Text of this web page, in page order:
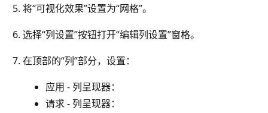
将“可视化效果”设置为“网格”。
选择“列设置”按钮打开“编辑列设置”窗格。
在顶部的“列”部分，设置：
应用 - 列呈现器：
请求 - 列呈现器：